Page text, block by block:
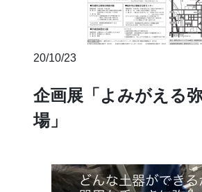
20/10/23
企画展「よみがえる
場」